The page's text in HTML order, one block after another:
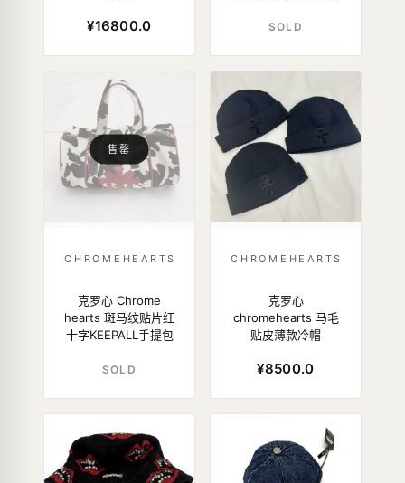
¥16800.0 SOLD
售罄
CHROMEHEARTS
克罗心 Chrome
hearts 斑马纹贴片红
十字KEEPALL手提包
SOLD
CHROMEHEARTS
克罗心
chromehearts 马毛
贴皮薄款冷帽
¥8500.0